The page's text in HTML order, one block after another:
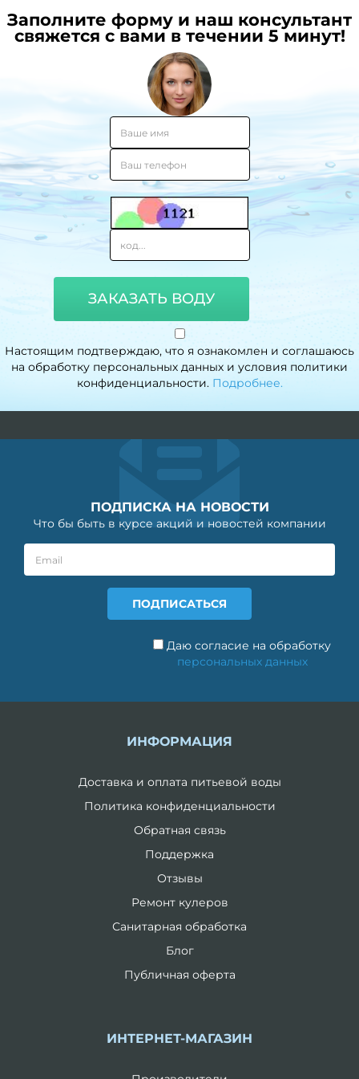
Заполните форму и наш консультант
свяжется с вами в течении 5 минут!
ЗАКАЗАТЬ ВОДУ
Настоящим подтверждаю, что я ознакомлен и соглашаюсь
на обработку персональных данных и условия политики
конфиденциальности. Подробнее.
ПОДПИСКА НА НОВОСТИ
Что бы быть в курсе акций и новостей компании
Даю согласие на обработку
персональных данных
ИНФОРМАЦИЯ
Доставка и оплата питьевой воды
Политика конфиденциальности
Обратная связь
Поддержка
Отзывы
Ремонт кулеров
Санитарная обработка
Блог
Публичная оферта
ИНТЕРНЕТ-МАГАЗИН